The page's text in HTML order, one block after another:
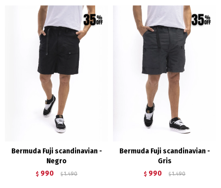
Bermuda Fuji scandinavian -
Negro
$ 990 $ 1.490
Bermuda Fuji scandinavian -
Gris
$ 990 $ 1.490